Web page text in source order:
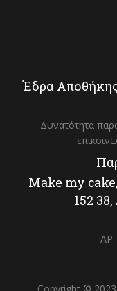
Έδρα
Δυνατότητα
Make my
152